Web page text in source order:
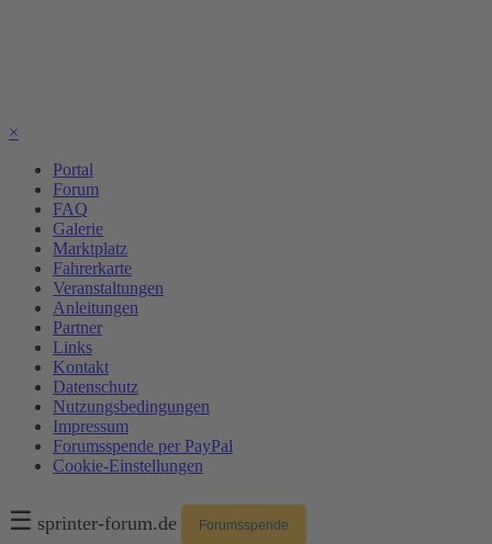
×
Portal
Forum
FAQ
Galerie
Marktplatz
Fahrerkarte
Veranstaltungen
Anleitungen
Partner
Links
Kontakt
Datenschutz
Nutzungsbedingungen
Impressum
Forumsspende per PayPal
Cookie-Einstellungen
☰ sprinter-forum.de Forumsspende